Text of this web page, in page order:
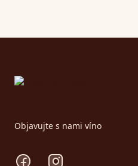
Objavujte s nami víno
FacebookInstagram